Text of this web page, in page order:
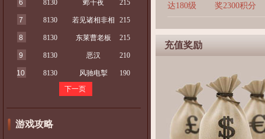
6 8130 邺千夜 215
7 8130 若见诸相非相 215
8 8130 东莱曹老板 215
9 8130 恶汉 210
10 8130 风驰电掣
190
下一页
游戏攻略
达180级 奖2300积分
充值奖励